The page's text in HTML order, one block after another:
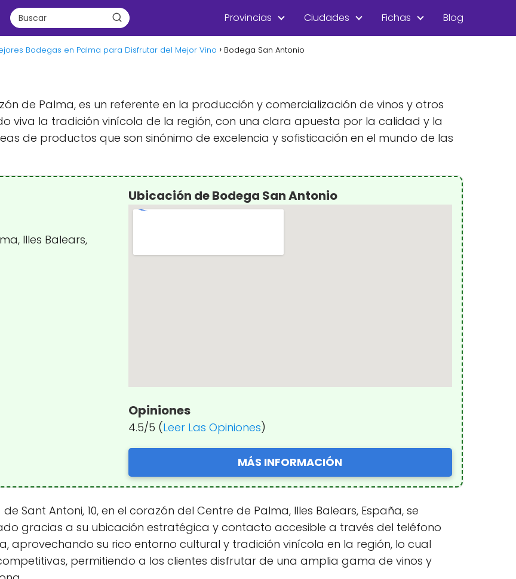
Provincias Ciudades Fichas Blog
Bodegas en Palma para Disfrutar del Mejor Vino Bodega San Antonio
de Palma, es un referente en la producción y comercialización de vinos y otros
viva la tradición vinícola de la región, con una clara apuesta por la calidad y la
de productos que son sinónimo de excelencia y sofisticación en el mundo de las
Illes Balears,
Ubicación de Bodega San Antonio
Opiniones
4.5/5 (Leer Las Opiniones)
MÁS INFORMACIÓN
Sant Antoni, 10, en el corazón del Centre de Palma, Illes Balears, España, se
gracias a su ubicación estratégica y contacto accesible a través del teléfono
aprovechando su rico entorno cultural y tradición vinícola en la región, lo cual
permitiendo a los clientes disfrutar de una amplia gama de vinos y